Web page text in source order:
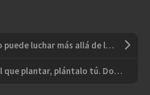
“Ni el hombre más bravo puede luchar más allá de lo que le permiten sus fuerzas”
“Donde haya un árbol que plantar, plántalo tú. Donde haya un error que enmendar, enmiéndalo tú. Donde haya un esfuerzo que todos esquivan, hazlo tú. Sé tú el que aparta la piedra del camino”